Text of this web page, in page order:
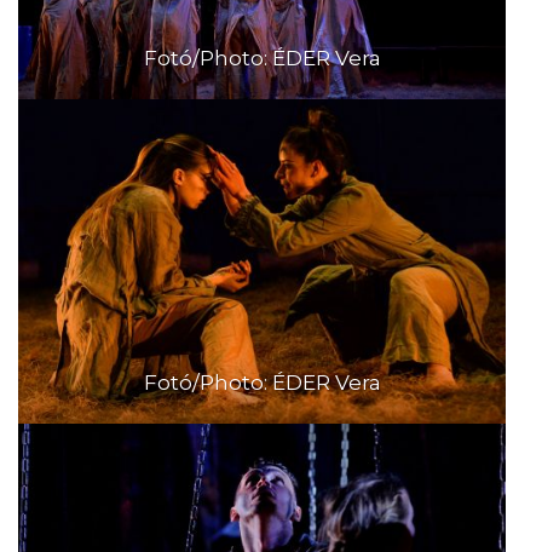
Fotó/Photo: ÉDER Vera
Fotó/Photo: ÉDER Vera